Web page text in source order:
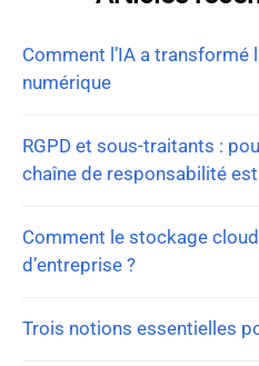
Comment l’IA a transformé
numérique
RGPD et sous-traitants :
chaîne de responsabilité
Comment le stockage
d’entreprise ?
Trois notions essentielles